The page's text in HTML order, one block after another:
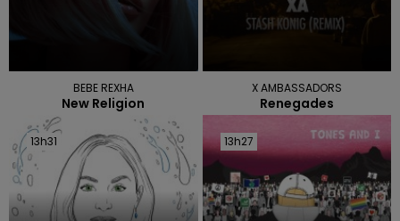
BEBE REXHA
New Religion
X AMBASSADORS
Renegades
13h31
13h31 13h27
13h27